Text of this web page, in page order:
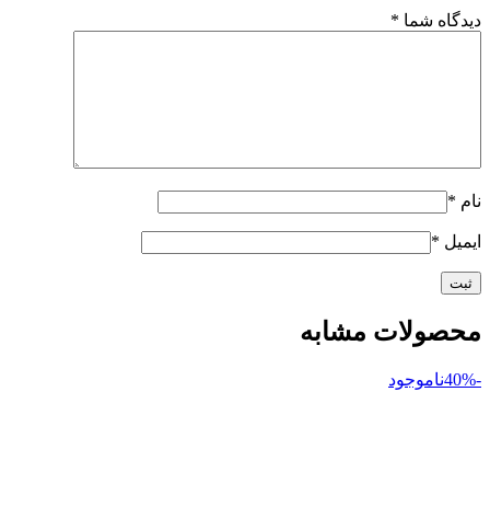
دیدگاه شما *
نام *
ایمیل *
محصولات مشابه
-40% ناموجود